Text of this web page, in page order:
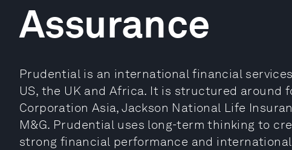
Assurance
Prudential is an international financial
US, the UK and Africa. It is structured around
Corporation Asia, Jackson National Life
M&G. Prudential uses long-term thinking to
strong financial performance and